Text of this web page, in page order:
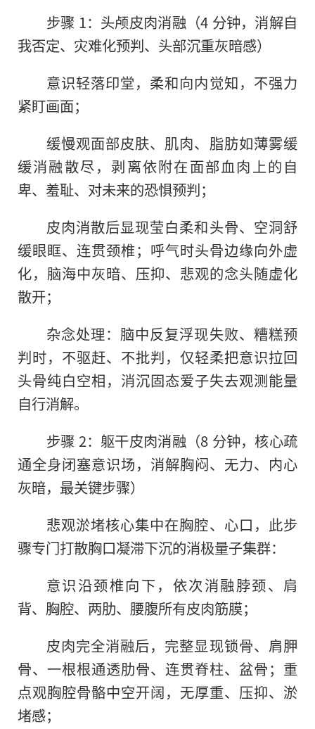
步骤 1：头颅皮肉消融（4 分钟，消解自
我否定、灾难化预判、头部沉重灰暗感）
意识轻落印堂，柔和向内觉知，不强力
紧盯画面；
缓慢观面部皮肤、肌肉、脂肪如薄雾缓
缓消融散尽，剥离依附在面部血肉上的自
卑、羞耻、对未来的恐惧预判；
皮肉消散后显现莹白柔和头骨、空洞舒
缓眼眶、连贯颈椎；呼气时头骨边缘向外虚
化，脑海中灰暗、压抑、悲观的念头随虚化
散开；
杂念处理：脑中反复浮现失败、糟糕预
判时，不驱赶、不批判，仅轻柔把意识拉回
头骨纯白空相，消沉固态爱子失去观测能量
自行消解。
步骤 2：躯干皮肉消融（8 分钟，核心疏
通全身闭塞意识场，消解胸闷、无力、内心
灰暗，最关键步骤）
悲观淤堵核心集中在胸腔、心口，此步
骤专门打散胸口凝滞下沉的消极量子集群：
意识沿颈椎向下，依次消融脖颈、肩
背、胸腔、两肋、腰腹所有皮肉筋膜；
皮肉完全消融后，完整显现锁骨、肩胛
骨、一根根通透肋骨、连贯脊柱、盆骨；重
点观胸腔骨骼中空开阔，无厚重、压抑、淤
堵感；